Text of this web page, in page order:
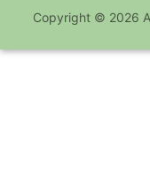
Copyright © 2026